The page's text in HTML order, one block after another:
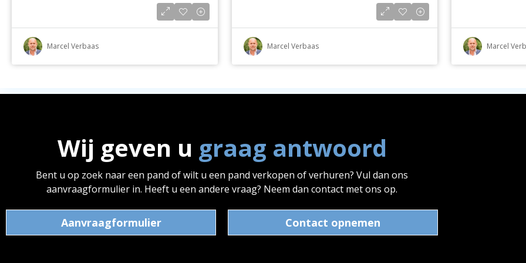
Marcel Verbaas Marcel Verbaas Marcel
Wij geven u graag antwoord
Bent u op zoek naar een pand of wilt u een pand verkopen of verhuren? Vul dan ons
aanvraagformulier in. Heeft u een andere vraag? Neem dan contact met ons op.
Aanvraagformulier Contact opnemen